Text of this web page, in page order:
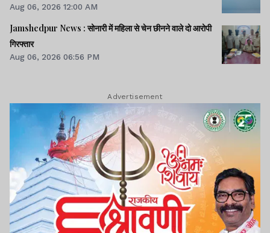
Aug 06, 2026 12:00 AM
Jamshedpur News : सोनारी में महिला से चेन छीनने वाले दो आरोपी
गिरफ्तार
Aug 06, 2026 06:56 PM
Advertisement